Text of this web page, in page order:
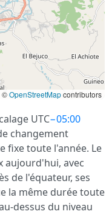
©OpenStreetMapcontributors
UTC−05:00
changement
fixe toute l'année. Le
aujourd'hui, avec
de l'équateur, ses
la même durée toute
dessus du niveau